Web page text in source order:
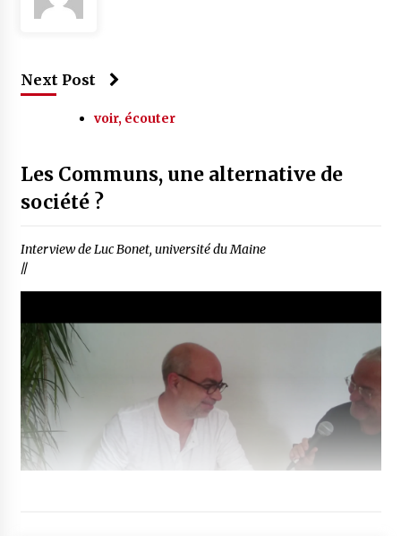
Next Post
voir, écouter
Les Communs, une alternative de
société ?
Interview de Luc Bonet, université du Maine
//